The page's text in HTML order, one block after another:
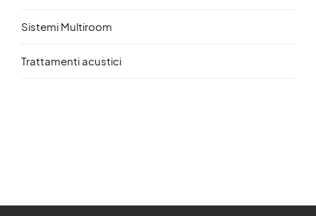
Sistemi Multiroom
Trattamenti acustici